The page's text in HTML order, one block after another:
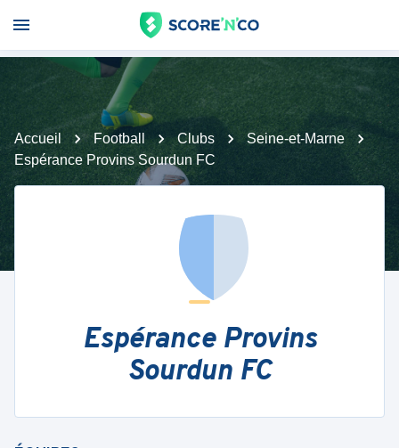
Accueil Football Clubs
Seine-et-Marne
Espérance Provins Sourdun FC
Espérance Provins
Sourdun FC